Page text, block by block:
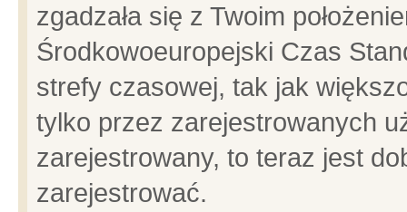
zgadzała się z Twoim
Środkowoeuropejski Czas
strefy czasowej, tak jak
tylko przez zarejestrowanych
zarejestrowany, to teraz jest
zarejestrować.